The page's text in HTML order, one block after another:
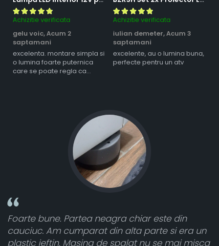
Achizitie verificata
gelu voic,Acum 2
saptamani
excelenta. montare simpla si
o lumina foarte puternica
care se poate regla ca
Achizitie verificata
iulian demeter,Acum 3
saptamani
excelente, au o lumina buna,
perfecte pentru un atv
neagra chiar este din
din alta parte si era un
de spalat nu se mai misca
Toate sunt foarte
atât de bine în
cele 8 bucati dar